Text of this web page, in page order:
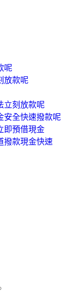
呢
放款呢
立刻放款呢
安全快速撥款呢
即預借現金
撥款現金快速